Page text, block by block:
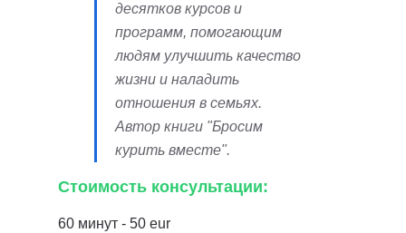
десятков курсов и
программ, помогающим
людям улучшить качество
жизни и наладить
отношения в семьях.
Автор книги "Бросим
курить вместе".
Стоимость консультации:
60 минут - 50 eur